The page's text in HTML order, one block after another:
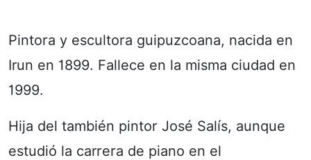
Pintora y escultora guipuzcoana, nacida en
Irun en 1899. Fallece en la misma ciudad en
1999.
Hija del también pintor José Salís, aunque
estudió la carrera de piano en el